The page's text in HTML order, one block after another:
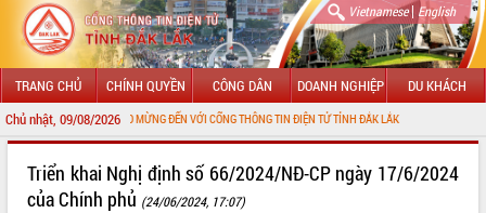
Vietnamese| English
TRANG CHỦ CHÍNH QUYỀN CÔNG DÂN DOANH NGHIỆP DU KHÁCH
Chủ nhật, 09/08/2026
CHÀO MỪNG ĐẾN VỚI CỔNG THÔNG TIN ĐIỆN TỬ TỈNH ĐẮK LẮK
LÃNH ĐẠO UBND TỈNH
Triển khai Nghị định số 66/2024/NĐ-CP ngày 17/6/2024
của Chính phủ (24/06/2024, 17:07)